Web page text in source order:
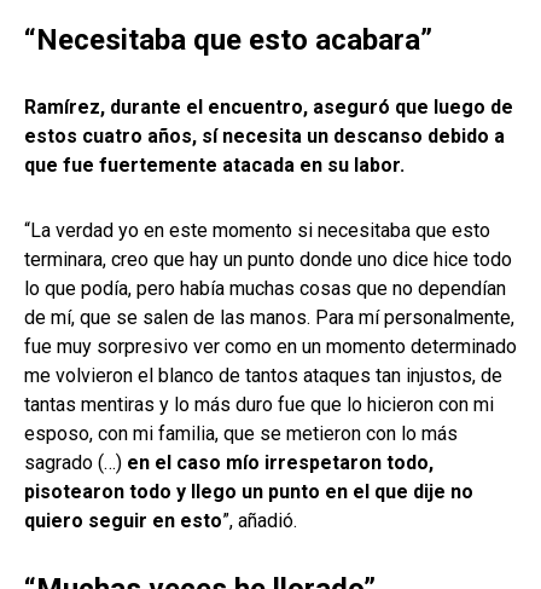
“Necesitaba que esto acabara”
Ramírez, durante el encuentro, aseguró que luego de
estos cuatro años, sí necesita un descanso debido a
que fue fuertemente atacada en su labor.
“La verdad yo en este momento si necesitaba que esto
terminara, creo que hay un punto donde uno dice hice todo
lo que podía, pero había muchas cosas que no dependían
de mí, que se salen de las manos. Para mí personalmente,
fue muy sorpresivo ver como en un momento determinado
me volvieron el blanco de tantos ataques tan injustos, de
tantas mentiras y lo más duro fue que lo hicieron con mi
esposo, con mi familia, que se metieron con lo más
sagrado (…) en el caso mío irrespetaron todo,
pisotearon todo y llego un punto en el que dije no
quiero seguir en esto”, añadió.